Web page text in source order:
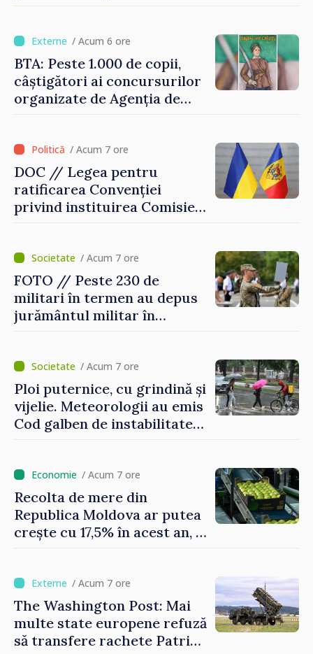
investițiile, taxăm viciile și
echilibrăm taxarea
consumului”
/ Acum 6 ore
BTA: Peste 1.000 de copii,
câștigători ai concursurilor
organizate de Agenția de
/ Acum 7 ore
DOC // Legea pentru
ratificarea Convenției
privind instituirea Comisiei
Monitorul Oficial
/ Acum 7 ore
FOTO // Peste 230 de
militari în termen au depus
jurământul militar în
/ Acum 7 ore
Ploi puternice, cu grindină și
vijelie. Meteorologii au emis
Cod galben de instabilitate
/ Acum 7 ore
Recolta de mere din
Republica Moldova ar putea
crește cu 17,5% în acest an, în
/ Acum 7 ore
The Washington Post: Mai
multe state europene refuză
să transfere rachete Patriot